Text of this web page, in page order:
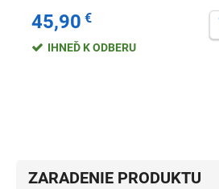
45,90 €
IHNEĎ K ODBERU
ZARADENIE PRODUKTU